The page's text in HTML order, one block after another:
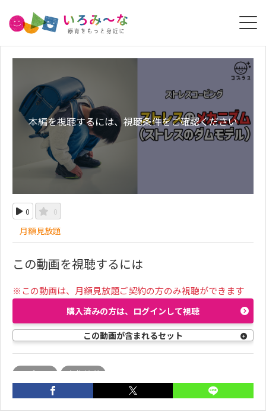
本編を視聴するには、視聴条件をご確認ください
0 0
月額見放題
この動画を視聴するには
※この動画は、月額見放題ご契約の方のみ視聴ができます
購入済みの方は、ログインして視聴
この動画が含まれるセット
コプラス 大草美咲